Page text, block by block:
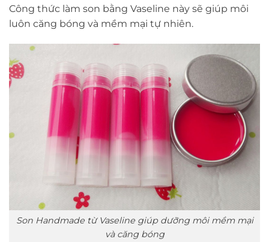
Công thức làm son bằng Vaseline này sẽ giúp môi
luôn căng bóng và mềm mại tự nhiên.
Son Handmade từ Vaseline giúp dưỡng môi mềm mại
và căng bóng